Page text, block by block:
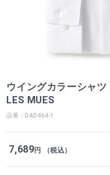
ウイングカラーシャ
LES MUES
品番：DAD464-1
7,689円 （税込）